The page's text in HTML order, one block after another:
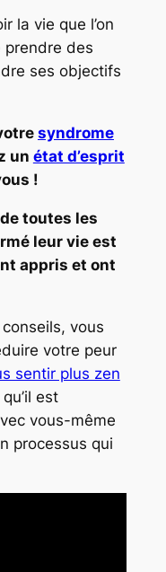
la vie que l’on
prendre des
ses objectifs
syndrome
un état d’esprit
!
toutes les
leur vie est
appris et ont
vous
votre peur
sentir plus zen
est
vous-même
processus qui